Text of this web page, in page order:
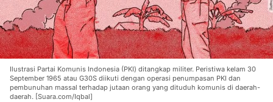
Ilustrasi Partai Komunis Indonesia (PKI) ditangkap militer. Peristiwa kelam 30
September 1965 atau G30S diikuti dengan operasi penumpasan PKI dan
pembunuhan massal terhadap jutaan orang yang dituduh komunis di daerah-
daerah. [Suara.com/Iqbal]